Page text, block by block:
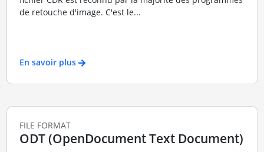
de retouche d'image. C'est le...
En savoir plus
FILE FORMAT
ODT (OpenDocument Text Document)